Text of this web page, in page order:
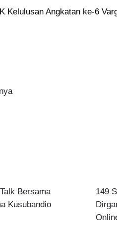
Kelulusan Angkatan ke-6
Bersama
Kusubandio
149